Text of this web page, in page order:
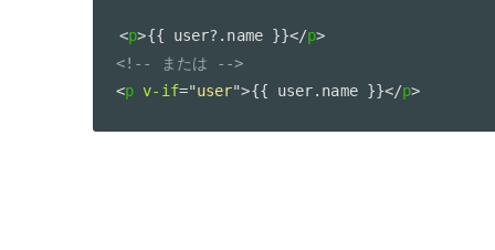
<p>{{ user?.name }}</p>
<!-- または -->
<p v-if="user">{{ user.name }}</p>